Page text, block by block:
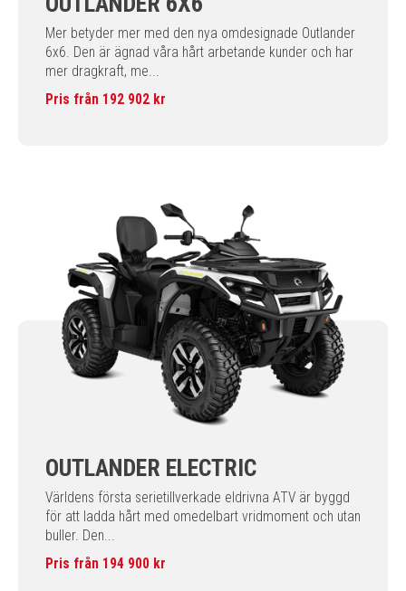
Mer betyder mer med den nya omdesignade Outlander
6x6. Den är ägnad våra hårt arbetande kunder och har
mer dragkraft, me...
Pris från 192 902 kr
OUTLANDER ELECTRIC
Världens första serietillverkade eldrivna ATV är byggd
för att ladda hårt med omedelbart vridmoment och utan
buller. Den...
Pris från 194 900 kr